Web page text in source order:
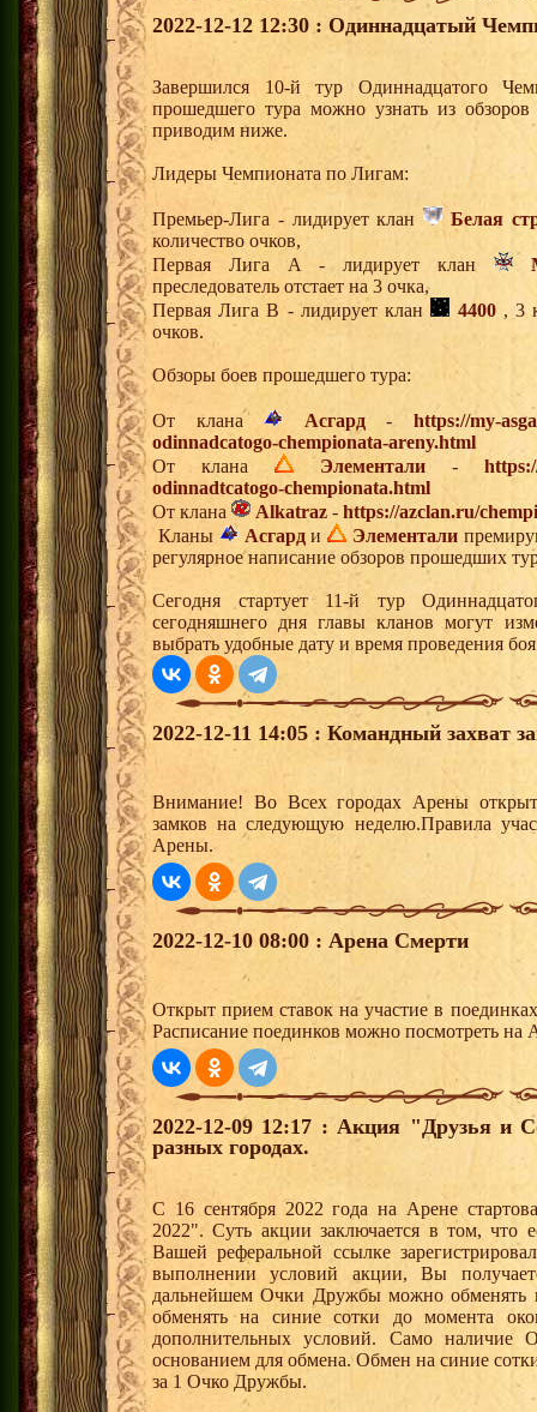
2022-12-12 12:30 : Одиннадцатый
Завершился 10-й тур Одиннадцатого
прошедшего тура можно узнать из
приводим ниже.
Лидеры Чемпионата по Лигам:
Премьер-Лига - лидирует клан
Белая
количество очков,
Первая Лига А - лидирует клан
преследователь отстает на 3 очка,
Первая Лига В - лидирует клан
4400, 3
очков.
Обзоры боев прошедшего тура:
От клана Асгард-https://my-
odinnadcatogo-chempionata-areny.html
От клана
Элементали -
odinnadtcatogo-chempionata.html
От клана
Alkatraz - https://azclan.ru/
Кланы
Асгарди Элементали
регулярное написание обзоров прошедших
Сегодня стартует 11-й тур
сегодняшнего дня главы кланов могут
выбрать удобные дату и время проведения
2022-12-11 14:05 : Командный захват
Внимание! Во Всех городах Арены
замков на следующую неделю.Правила
Арены.
2022-12-10 08:00 : Арена Смерти
Открыт прием ставок на участие в
Расписание поединков можно посмотреть на
2022-12-09 12:17 : Акция "Друзья и
разных городах.
С 16 сентября 2022 года на Арене
2022". Суть акции заключается в том, что
Вашей реферальной ссылке
выполнении условий акции, Вы
дальнейшем Очки Дружбы можно
обменять на синие сотки до момента
дополнительных условий. Само наличие
основанием для обмена. Обмен на синие
за 1 Очко Дружбы.